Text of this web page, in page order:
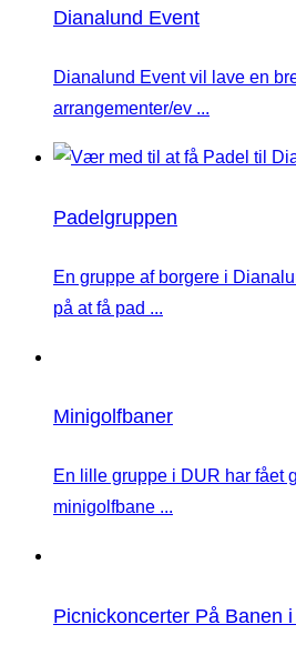
Dianalund Event
Dianalund Event vil lave en
arrangementer/ev ...
Padelgruppen
En gruppe af borgere i
på at få pad ...
Minigolfbaner
En lille gruppe i DUR har fået
minigolfbane ...
Picnickoncerter På Banen